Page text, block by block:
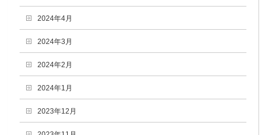
2024年4月
2024年3月
2024年2月
2024年1月
2023年12月